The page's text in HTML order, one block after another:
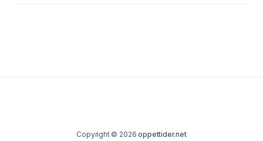
Copyright © 2026oppettider.net